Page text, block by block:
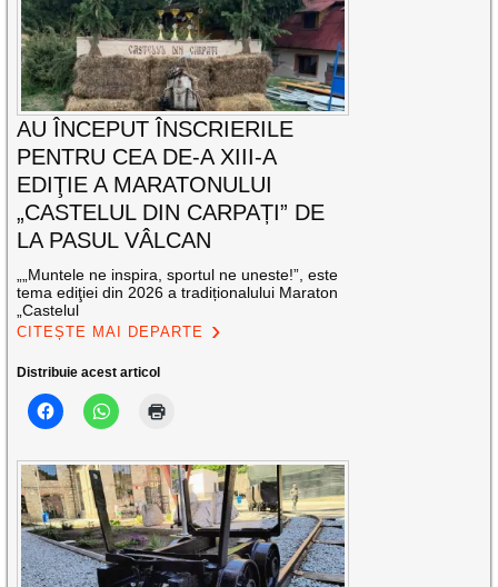
AU ÎNCEPUT ÎNSCRIERILE
PENTRU CEA DE-A XIII-A
EDIŢIE A MARATONULUI
„CASTELUL DIN CARPAȚI” DE
LA PASUL VÂLCAN
„„Muntele ne inspira, sportul ne uneste!”, este
tema ediţiei din 2026 a tradiționalului Maraton
„Castelul
CITEȘTE MAI DEPARTE
Distribuie acest articol